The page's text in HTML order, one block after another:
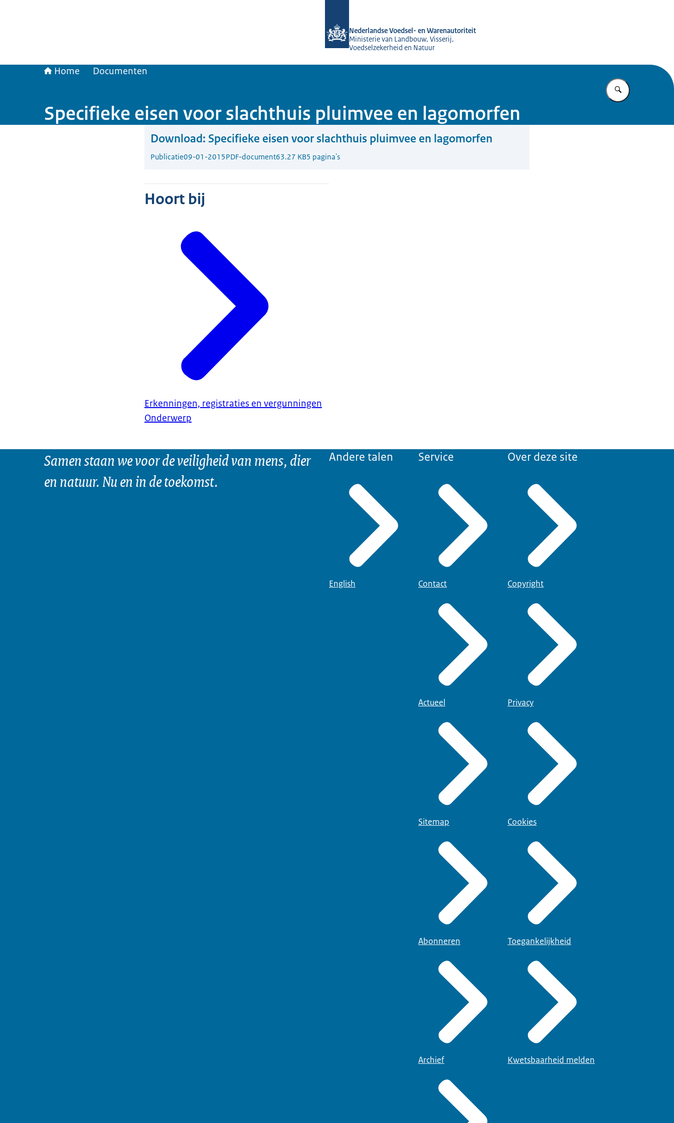
Nederlandse Voedsel- en Warenautoriteit
Ministerie van Landbouw, Visserij,
Voedselzekerheid en Natuur
Home Documenten
Vul in wat u
Specifieke eisen voor slachthuis pluimvee en lagomorfen
Download: Specifieke eisen voor slachthuis pluimvee en lagomorfen
Publicatie09-01-2015PDF-document63.27 KB5 pagina's
Hoort bij
Erkenningen, registraties en vergunningen
Onderwerp
Samen staan we voor de veiligheid van mens, dier
en natuur. Nu en in de toekomst.
Andere talen
English
Service
Contact
Actueel
Sitemap
Abonneren
Archief
Over deze site
Copyright
Privacy
Cookies
Toegankelijkheid
Kwetsbaarheid melden